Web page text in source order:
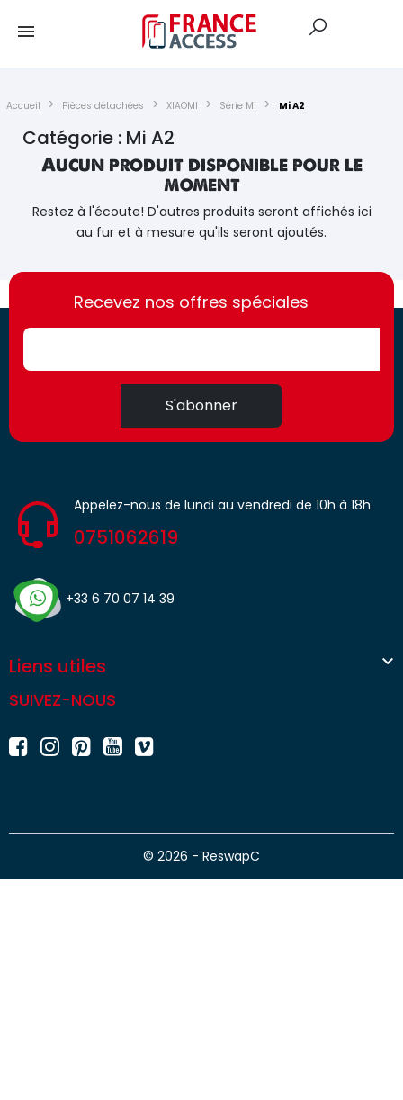
Accueil Pièces détachées XIAOMI Série Mi Mi A2
Catégorie : Mi A2
Aucun produit disponible pour le
moment
Restez à l'écoute! D'autres produits seront affichés ici
au fur et à mesure qu'ils seront ajoutés.
https://france-
access.fr
https://france-
access.fr
Recevez nos offres spéciales
S'abonner
Appelez-nous de lundi au vendredi de 10h à 18h
0751062619
+33 6 70 07 14 39
Liens utiles 
SUIVEZ-NOUS
© 2026 - ReswapC